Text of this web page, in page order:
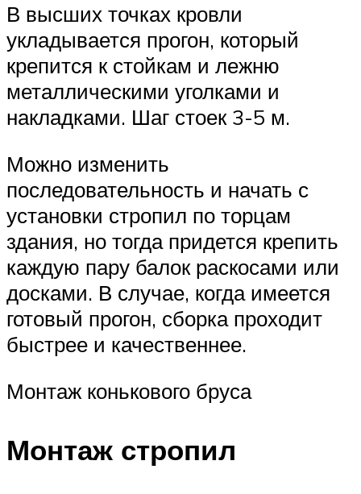
В высших точках кровли
укладывается прогон, который
крепится к стойкам и лежню
металлическими уголками и
накладками. Шаг стоек 3-5 м.
Можно изменить
последовательность и начать с
установки стропил по торцам
здания, но тогда придется крепить
каждую пару балок раскосами или
досками. В случае, когда имеется
готовый прогон, сборка проходит
быстрее и качественнее.
Монтаж конькового бруса
Монтаж стропил